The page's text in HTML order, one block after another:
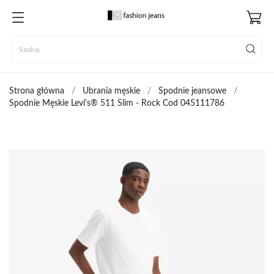
Strona główna Ubrania męskie
Spodnie jeansowe
Spodnie Męskie Levi's® 511 Slim - Rock Cod 045111786